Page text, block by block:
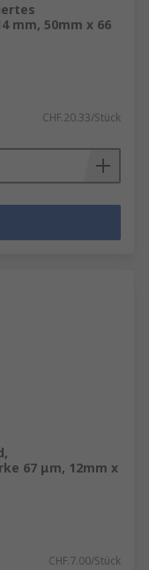
mm, 50mm x 66
CHF.20.33/Stück
67 μm, 12mm x
CHF.7.00/Stück